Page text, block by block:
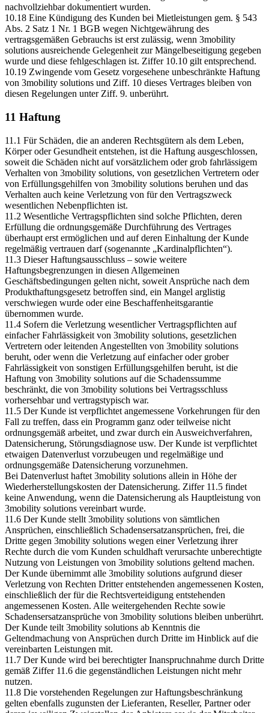
nachvollziehbar dokumentiert wurden.
10.18 Eine Kündigung des Kunden bei Mietleistungen gem. § 543
Abs. 2 Satz 1 Nr. 1 BGB wegen Nichtgewährung des
vertragsgemäßen Gebrauchs ist erst zulässig, wenn 3mobility
solutions ausreichende Gelegenheit zur Mängelbeseitigung gegeben
wurde und diese fehlgeschlagen ist. Ziffer 10.10 gilt entsprechend.
10.19 Zwingende vom Gesetz vorgesehene unbeschränkte Haftung
von 3mobility solutions und Ziff. 10 dieses Vertrages bleiben von
diesen Regelungen unter Ziff. 9. unberührt.
11 Haftung
11.1 Für Schäden, die an anderen Rechtsgütern als dem Leben,
Körper oder Gesundheit entstehen, ist die Haftung ausgeschlossen,
soweit die Schäden nicht auf vorsätzlichem oder grob fahrlässigem
Verhalten von 3mobility solutions, von gesetzlichen Vertretern oder
von Erfüllungsgehilfen von 3mobility solutions beruhen und das
Verhalten auch keine Verletzung von für den Vertragszweck
wesentlichen Nebenpflichten ist.
11.2 Wesentliche Vertragspflichten sind solche Pflichten, deren
Erfüllung die ordnungsgemäße Durchführung des Vertrages
überhaupt erst ermöglichen und auf deren Einhaltung der Kunde
regelmäßig vertrauen darf (sogenannte „Kardinalpflichten“).
11.3 Dieser Haftungsausschluss – sowie weitere
Haftungsbegrenzungen in diesen Allgemeinen
Geschäftsbedingungen gelten nicht, soweit Ansprüche nach dem
Produkthaftungsgesetz betroffen sind, ein Mangel arglistig
verschwiegen wurde oder eine Beschaffenheitsgarantie
übernommen wurde.
11.4 Sofern die Verletzung wesentlicher Vertragspflichten auf
einfacher Fahrlässigkeit von 3mobility solutions, gesetzlichen
Vertretern oder leitenden Angestellten von 3mobility solutions
beruht, oder wenn die Verletzung auf einfacher oder grober
Fahrlässigkeit von sonstigen Erfüllungsgehilfen beruht, ist die
Haftung von 3mobility solutions auf die Schadenssumme
beschränkt, die von 3mobility solutions bei Vertragsschluss
vorhersehbar und vertragstypisch war.
11.5 Der Kunde ist verpflichtet angemessene Vorkehrungen für den
Fall zu treffen, dass ein Programm ganz oder teilweise nicht
ordnungsgemäß arbeitet, und zwar durch ein Ausweichverfahren,
Datensicherung, Störungsdiagnose usw. Der Kunde ist verpflichtet
etwaigen Datenverlust vorzubeugen und regelmäßige und
ordnungsgemäße Datensicherung vorzunehmen.
Bei Datenverlust haftet 3mobility solutions allein in Höhe der
Wiederherstellungskosten der Datensicherung. Ziffer 11.5 findet
keine Anwendung, wenn die Datensicherung als Hauptleistung von
3mobility solutions vereinbart wurde.
11.6 Der Kunde stellt 3mobility solutions von sämtlichen
Ansprüchen, einschließlich Schadensersatzansprüchen, frei, die
Dritte gegen 3mobility solutions wegen einer Verletzung ihrer
Rechte durch die vom Kunden schuldhaft verursachte unberechtigte
Nutzung von Leistungen von 3mobility solutions geltend machen.
Der Kunde übernimmt alle 3mobility solutions aufgrund dieser
Verletzung von Rechten Dritter entstehenden angemessenen Kosten,
einschließlich der für die Rechtsverteidigung entstehenden
angemessenen Kosten. Alle weitergehenden Rechte sowie
Schadensersatzansprüche von 3mobility solutions bleiben unberührt.
Der Kunde teilt 3mobility solutions ab Kenntnis die
Geltendmachung von Ansprüchen durch Dritte im Hinblick auf die
vereinbarten Leistungen mit.
11.7 Der Kunde wird bei berechtigter Inanspruchnahme durch Dritte
gemäß Ziffer 11.6 die gegenständlichen Leistungen nicht mehr
nutzen.
11.8 Die vorstehenden Regelungen zur Haftungsbeschränkung
gelten ebenfalls zugunsten der Lieferanten, Reseller, Partner oder